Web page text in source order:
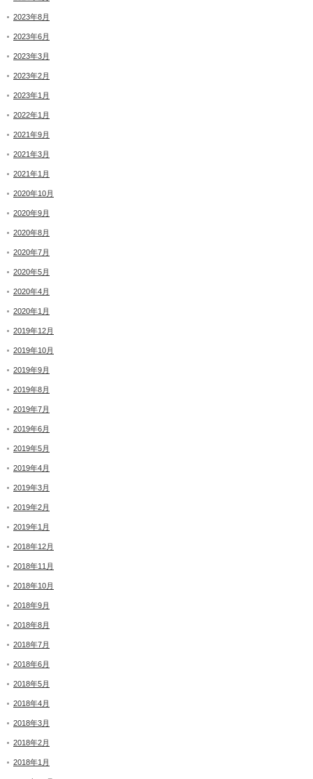
2023年8月
2023年6月
2023年3月
2023年2月
2023年1月
2022年1月
2021年9月
2021年3月
2021年1月
2020年10月
2020年9月
2020年8月
2020年7月
2020年5月
2020年4月
2020年1月
2019年12月
2019年10月
2019年9月
2019年8月
2019年7月
2019年6月
2019年5月
2019年4月
2019年3月
2019年2月
2019年1月
2018年12月
2018年11月
2018年10月
2018年9月
2018年8月
2018年7月
2018年6月
2018年5月
2018年4月
2018年3月
2018年2月
2018年1月